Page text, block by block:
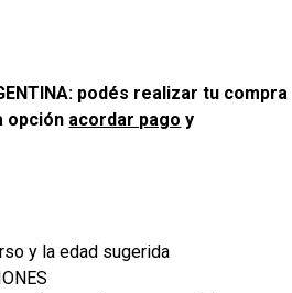
podés realizar tu compra
opción acordar pago y
y la edad sugerida